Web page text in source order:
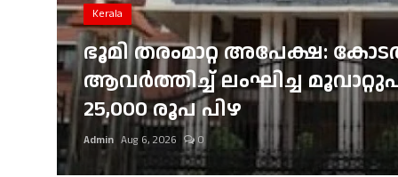
Shop Online
Education
Business
Kerala
ഭൂമി തരംമാറ്റ അപേക്ഷ:
ആവർത്തിച്ച് ലംഘിച്ച
25,000 രൂപ പിഴ
Admin Aug 6, 2026 0